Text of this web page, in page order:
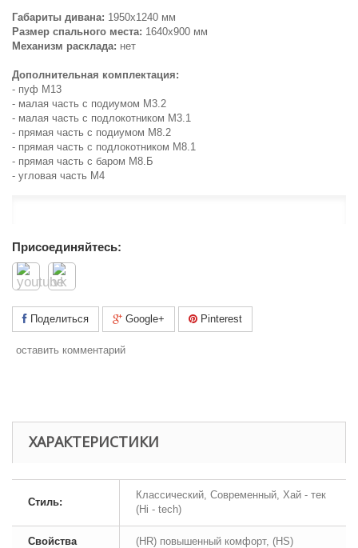
Габариты дивана: 1950х1240 мм
Размер спального места: 1640х900 мм
Механизм расклада: нет
Дополнительная комплектация:
- пуф М13
- малая часть с подиумом М3.2
- малая часть с подлокотником М3.1
- прямая часть с подиумом М8.2
- прямая часть с подлокотником М8.1
- прямая часть с баром М8.Б
- угловая часть М4
Присоединяйтесь:
Поделиться Google+ Pinterest
оставить комментарий
ХАРАКТЕРИСТИКИ
Стиль:
Классический, Современный, Хай - тек
(Hi - tech)
Свойства
(HR) повышенный комфорт, (HS)